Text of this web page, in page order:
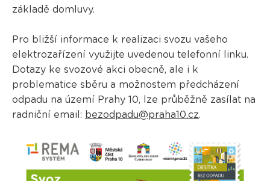
základě domluvy.
Pro bližší informace k realizaci svozu vašeho
elektrozařízení využijte uvedenou telefonní linku.
Dotazy ke svozové akci obecně, ale i k
problematice sběru a možnostem předcházení
odpadu na území Prahy 10, lze průběžně zasílat na
radniční email: bezodpadu@praha10.cz.